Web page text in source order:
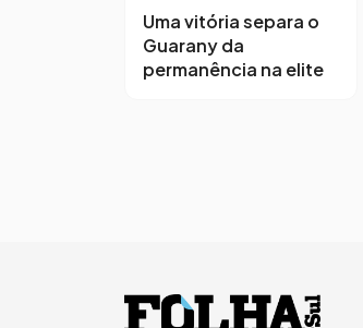
Uma vitória separa o
Guarany da
permanência na elite